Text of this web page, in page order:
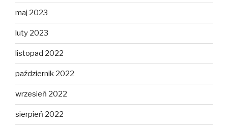
maj 2023
luty 2023
listopad 2022
październik 2022
wrzesień 2022
sierpień 2022